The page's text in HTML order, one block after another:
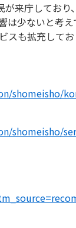
来庁してお
少ないと考え
も拡充して
shomeisho/
shomeisho/